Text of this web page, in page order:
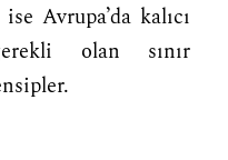
Avrupa’da kalıcı
olan sınır